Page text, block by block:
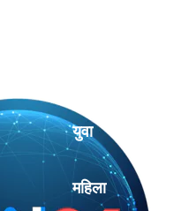
युवा
महिला